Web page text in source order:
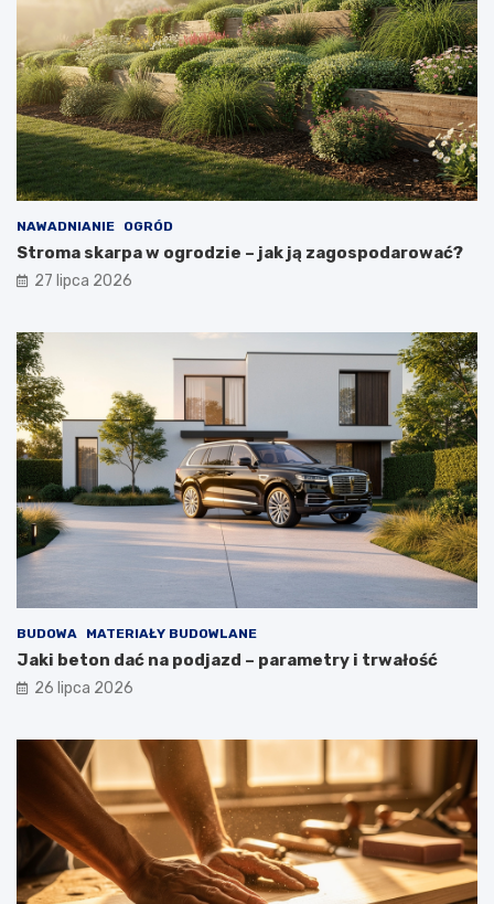
NAWADNIANIE OGRÓD
Stroma skarpa w ogrodzie – jak ją zagospodarować?
27 lipca 2026
BUDOWA MATERIAŁY BUDOWLANE
Jaki beton dać na podjazd – parametry i trwałość
26 lipca 2026